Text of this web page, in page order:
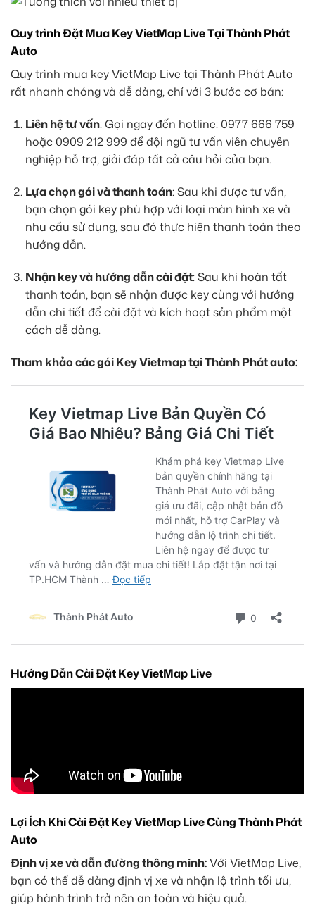
Quy trình Đặt Mua Key VietMap Live Tại Thành Phát
Auto
Quy trình mua key VietMap Live tại Thành Phát Auto
rất nhanh chóng và dễ dàng, chỉ với 3 bước cơ bản:
Liên hệ tư vấn: Gọi ngay đến hotline: 0977 666 759
hoặc 0909 212 999 để đội ngũ tư vấn viên chuyên
nghiệp hỗ trợ, giải đáp tất cả câu hỏi của bạn.
Lựa chọn gói và thanh toán: Sau khi được tư vấn,
bạn chọn gói key phù hợp với loại màn hình xe và
nhu cầu sử dụng, sau đó thực hiện thanh toán theo
hướng dẫn.
Nhận key và hướng dẫn cài đặt: Sau khi hoàn tất
thanh toán, bạn sẽ nhận được key cùng với hướng
dẫn chi tiết để cài đặt và kích hoạt sản phẩm một
cách dễ dàng.
Tham khảo các gói Key Vietmap tại Thành Phát auto:
Hướng Dẫn Cài Đặt Key VietMap Live
Lợi Ích Khi Cài Đặt Key VietMap Live Cùng Thành Phát
Auto
Định vị xe và dẫn đường thông minh:Với VietMap Live,
bạn có thể dễ dàng định vị xe và nhận lộ trình tối ưu,
giúp hành trình trở nên an toàn và hiệu quả.